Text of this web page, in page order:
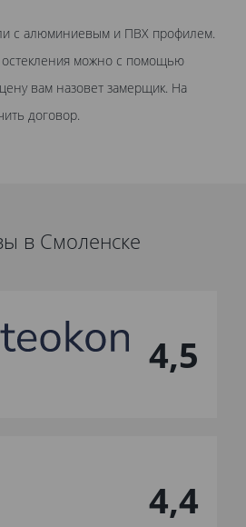
с алюминиевым и ПВХ профилем.
остекления можно с помощью
вам назовет замерщик. На
договор.
в Смоленске
4,5
4,4